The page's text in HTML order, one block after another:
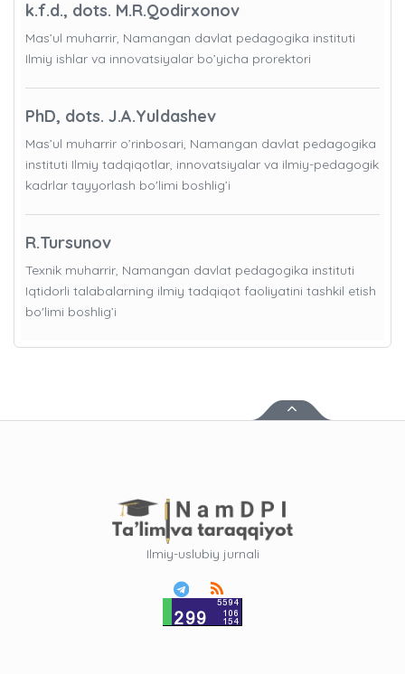
k.f.d., dots. M.R.Qodirxonov
Mas’ul muharrir, Namangan davlat pedagogika instituti
Ilmiy ishlar va innovatsiyalar bo’yicha prorektori
PhD, dots. J.A.Yuldashev
Mas’ul muharrir o’rinbosari, Namangan davlat pedagogika
instituti Ilmiy tadqiqotlar, innovatsiyalar va ilmiy-pedagogik
kadrlar tayyorlash bo'limi boshlig’i
R.Tursunov
Texnik muharrir, Namangan davlat pedagogika instituti
Iqtidorli talabalarning ilmiy tadqiqot faoliyatini tashkil etish
bo'limi boshlig’i
Ilmiy-uslubiy jurnali